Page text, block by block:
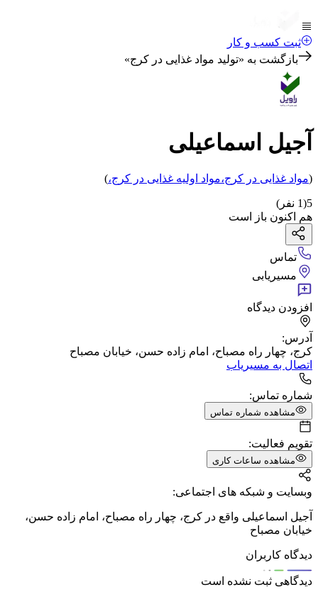
ثبت کسب و کار
بازگشت به «تولید مواد غذایی در کرج»
آجیل اسماعیلی
(مواد غذایی در کرج،مواد اولیه غذایی در کرج،)
5
(
1 نفر)
هم اکنون باز است
تماس
مسیریابی
افزودن دیدگاه
آدرس:
کرج، چهار راه مصباح، امام زاده حسن، خیابان مصباح
اتصال به مسیریاب
شماره تماس:
مشاهده شماره تماس
تقویم فعالیت:
مشاهده ساعات کاری
وبسایت و شبکه های اجتماعی:
آجیل اسماعیلی واقع در کرج، چهار راه مصباح، امام زاده حسن،
خیابان مصباح
دیدگاه کاربران
دیدگاهی ثبت نشده است